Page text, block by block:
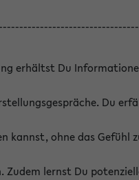
erhältst Du
Du
kannst, ohne das Gefühl
Zudem lernst Du